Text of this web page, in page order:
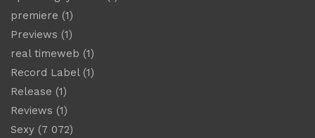
premiere (1)
Previews (1)
real timeweb (1)
Record Label(1)
Release (1)
Reviews (1)
Sexy (7 072)